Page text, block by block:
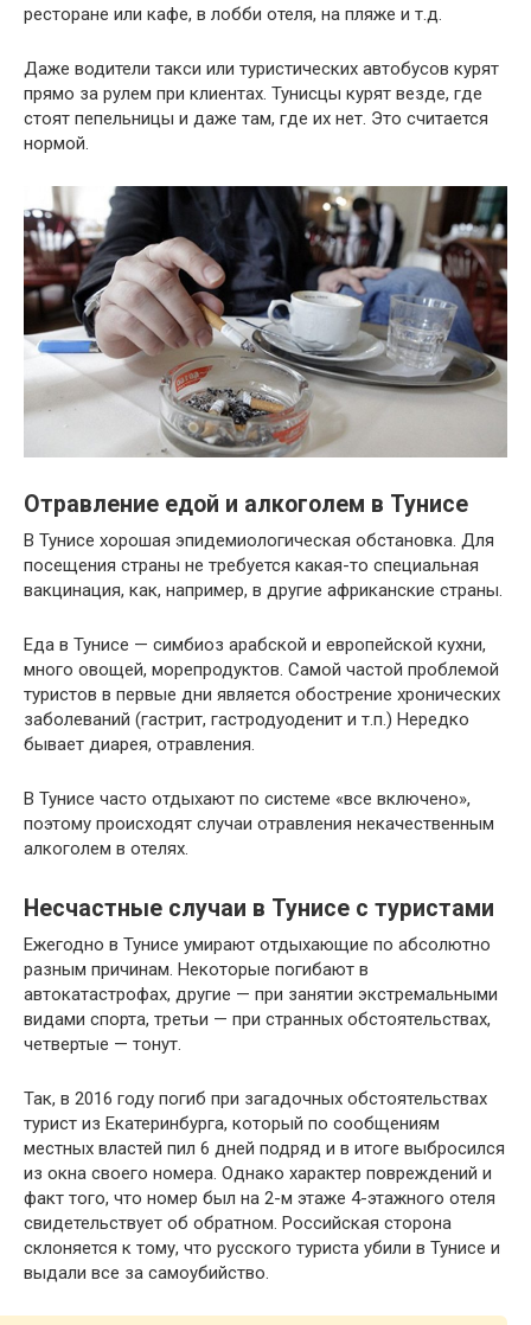
ресторане или кафе, в лобби отеля, на пляже и т.д.
Даже водители такси или туристических автобусов курят
прямо за рулем при клиентах. Тунисцы курят везде, где
стоят пепельницы и даже там, где их нет. Это считается
нормой.
Отравление едой и алкоголем в Тунисе
В Тунисе хорошая эпидемиологическая обстановка. Для
посещения страны не требуется какая-то специальная
вакцинация, как, например, в другие африканские страны.
Еда в Тунисе — симбиоз арабской и европейской кухни,
много овощей, морепродуктов. Самой частой проблемой
туристов в первые дни является обострение хронических
заболеваний (гастрит, гастродуоденит и т.п.) Нередко
бывает диарея, отравления.
В Тунисе часто отдыхают по системе «все включено»,
поэтому происходят случаи отравления некачественным
алкоголем в отелях.
Несчастные случаи в Тунисе с туристами
Ежегодно в Тунисе умирают отдыхающие по абсолютно
разным причинам. Некоторые погибают в
автокатастрофах, другие — при занятии экстремальными
видами спорта, третьи — при странных обстоятельствах,
четвертые — тонут.
Так, в 2016 году погиб при загадочных обстоятельствах
турист из Екатеринбурга, который по сообщениям
местных властей пил 6 дней подряд и в итоге выбросился
из окна своего номера. Однако характер повреждений и
факт того, что номер был на 2-м этаже 4-этажного отеля
свидетельствует об обратном. Российская сторона
склоняется к тому, что русского туриста убили в Тунисе и
выдали все за самоубийство.